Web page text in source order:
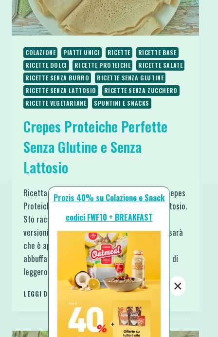
COLAZIONE PIATTI UNICI RICETTE
RICETTE BASE
RICETTE DOLCI
RICETTE PROTEICHE
RICETTE SALATE
RICETTE SENZA BURRO
RICETTE SENZA GLUTINE
RICETTE SENZA LATTOSIO
RICETTE SENZA ZUCCHERO
RICETTE VEGETARIANE
SPUNTINI E SNACKS
Crepes Proteiche Perfette
Senza Glutine e Senza
Lattosio
Ricetta da salvare per la vita questa per le Crepes
Proteiche Perfette Senza Glutine e Senza Lattosio.
Sto raccogliendo idee e provando differenti
versioni per una ricca guida sulle Crepes. Ma sarà
che è appena trascorso Natale e le sue prime
abbuffate, oggi ho voglia di proporre qualcosa di
leggero. La scelta così è caduta…
LEGGI DI PIÙ
CREPES
PROTEICHE
PERFETTE
SENZA
GLUTINE
Prozis 40% su Colazione e Snack
codici FWF10 + BREAKFAST
×